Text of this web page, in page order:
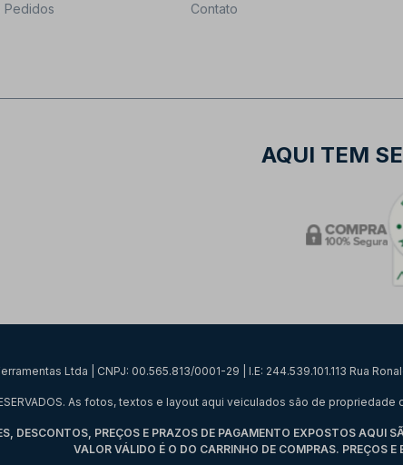
Pedidos
Contato
AQUI TEM
Ltda | CNPJ: 00.565.813/0001-29 | I.E: 244.539.101.113 Rua
As fotos, textos e layout aqui veiculados são de
DESCONTOS, PREÇOS E PRAZOS DE PAGAMENTO EXPOSTOS AQUI
VALOR VÁLIDO É O DO CARRINHO DE COMPRAS. PREÇOS